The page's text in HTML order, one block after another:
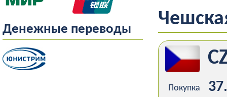
Денежные переводы
Покупка